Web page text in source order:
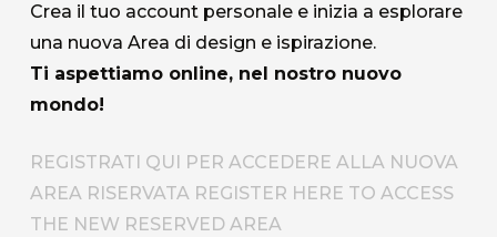
Crea il tuo account personale e inizia a esplorare
una nuova Area di design e ispirazione.
Ti aspettiamo online, nel nostro nuovo
mondo!
REGISTRATI QUI PER ACCEDERE ALLA NUOVA
AREA RISERVATA REGISTER HERE TO ACCESS
THE NEW RESERVED AREA